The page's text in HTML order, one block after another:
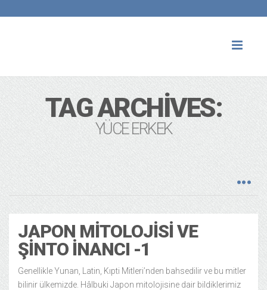
TAG ARCHIVES:
YÜCE ERKEK
JAPON MITOLOJISI VE
ŞINTO İNANCI -1
Genellikle Yunan, Latin, Kıpti Mitleri’nden bahsedilir ve bu mitler
bilinir ülkemizde. Hâlbuki Japon mitolojisine dair bildiklerimiz